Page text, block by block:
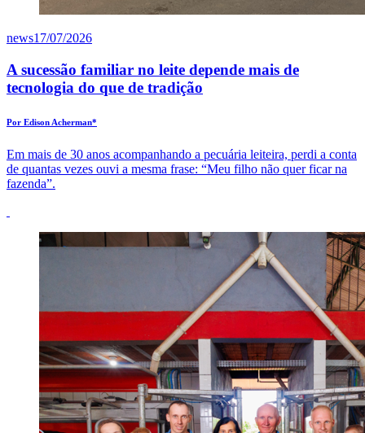
news17/07/2026
A sucessão familiar no leite depende mais de
tecnologia do que de tradição
Por Edison Acherman*
Em mais de 30 anos acompanhando a pecuária leiteira, perdi a conta
de quantas vezes ouvi a mesma frase: “Meu filho não quer ficar na
fazenda”.